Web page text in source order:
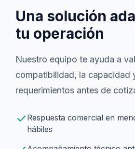
Una solución
tu operación
Nuestro equipo te ayuda a
compatibilidad, la capacidad
requerimientos antes de
Respuesta comercial en
hábiles